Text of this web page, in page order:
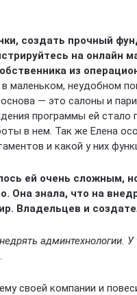
создать прочный
на онлайн
из
маленьком, неудобном
— это салоны и
программы ей
в нем. Так же Елена
и какой у них
ей очень сложным,
Она знала, что на
Владельцев и
админтехнологии.
своей компании и